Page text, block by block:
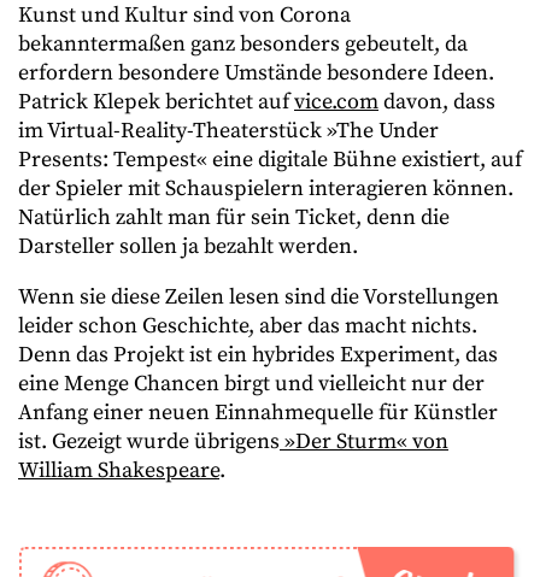
Kunst und Kultur sind von Corona
bekanntermaßen ganz besonders gebeutelt, da
erfordern besondere Umstände besondere Ideen.
Patrick Klepek berichtet aufvice.comdavon, dass
im Virtual-Reality-Theaterstück »The Under
Presents: Tempest« eine digitale Bühne existiert, auf
der Spieler mit Schauspielern interagieren können.
Natürlich zahlt man für sein Ticket, denn die
Darsteller sollen ja bezahlt werden.
Wenn sie diese Zeilen lesen sind die Vorstellungen
leider schon Geschichte, aber das macht nichts.
Denn das Projekt ist ein hybrides Experiment, das
eine Menge Chancen birgt und vielleicht nur der
Anfang einer neuen Einnahmequelle für Künstler
ist. Gezeigt wurde übrigens »Der Sturm« von
William Shakespeare.